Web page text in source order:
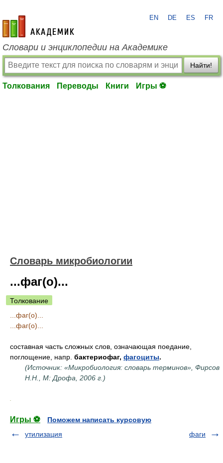
academic.ru
EN DE ES FR
Словари и энциклопедии на Академике
Найти!
Толкования Переводы Книги Игры ⚽
Словарь микробиологии
...фаг(о)...
Толкование
...фаг(о)...
...фаг(о)...
составная часть сложных слов, означающая поедание,
поглощение, напр. бактериофаг, фагоциты.
(Источник: «Микробиология: словарь терминов», Фирсов
Н.Н., М: Дрофа, 2006 г.)
Игры ⚽
Поможем написать курсовую
утилизация
фаги